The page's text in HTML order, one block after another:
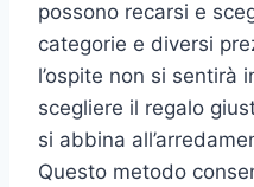
possono recarsi e
categorie e diversi
l’ospite non si sentirà
scegliere il regalo
si abbina
Questo metodo